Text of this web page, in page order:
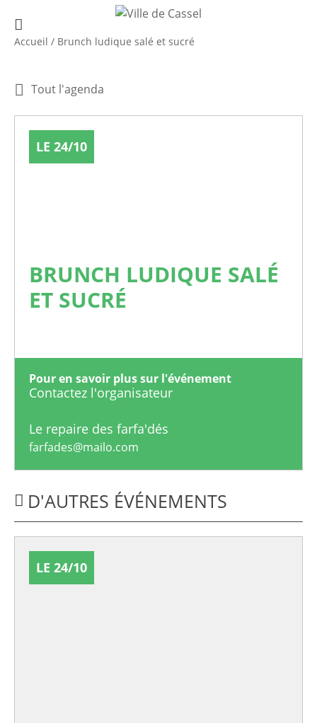
Accueil / Brunch ludique salé et sucré
Tout l'agenda
LE 24/10
BRUNCH LUDIQUE SALÉ
ET SUCRÉ
Pour en savoir plus sur l'événement
Contactez l'organisateur
Le repaire des farfa'dés
farfades@mailo.com
D'AUTRES ÉVÉNEMENTS
LE 24/10